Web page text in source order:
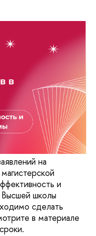
на
и
школы
сделать
в материале